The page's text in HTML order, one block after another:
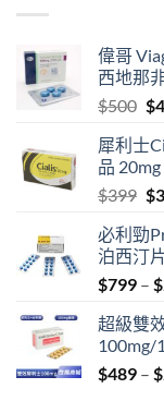
偉哥
西地那
$500 $
犀利士
品
$399 $
必利勁
泊西汀
$799 – $
超級雙
100mg/
$489 – $